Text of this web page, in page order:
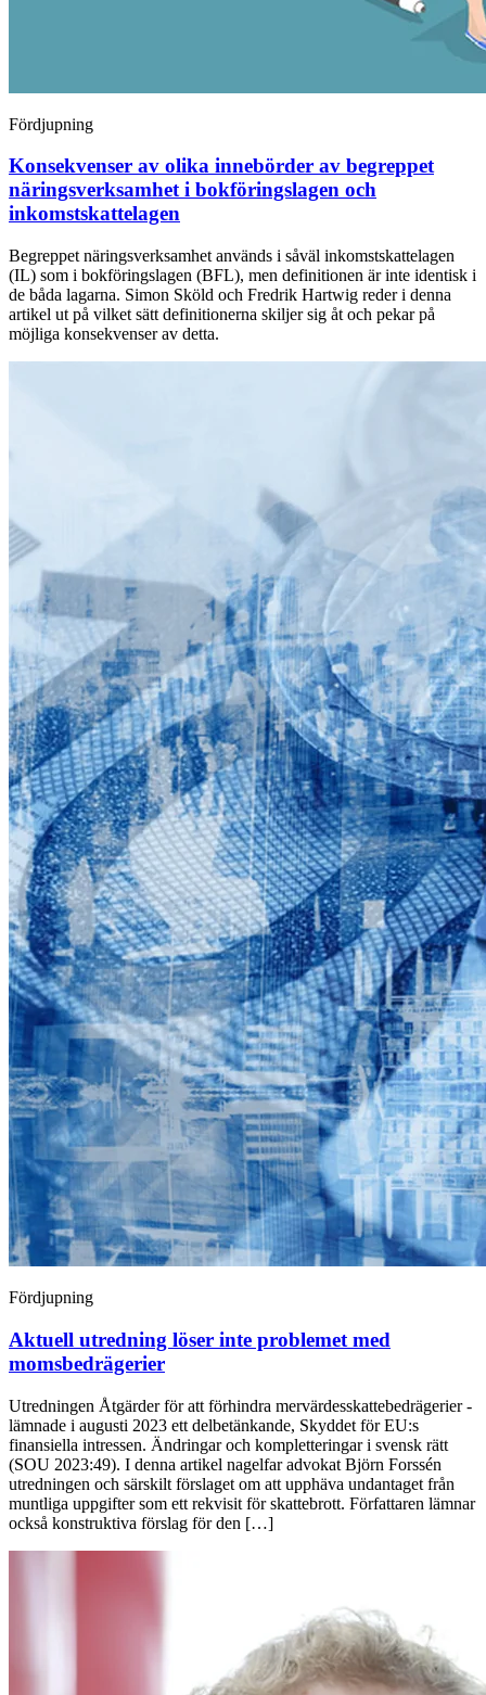
Fördjupning
Konsekvenser av olika innebörder av begreppet
näringsverksamhet i bokföringslagen och
inkomstskattelagen
Begreppet näringsverksamhet används i såväl inkomstskattelagen
(IL) som i bokföringslagen (BFL), men definitionen är inte identisk i
de båda lagarna. Simon Sköld och Fredrik Hartwig reder i denna
artikel ut på vilket sätt definitionerna skiljer sig åt och pekar på
möjliga konsekvenser av detta.
Fördjupning
Aktuell ­utredning löser inte problemet med
momsbedrägerier
Utredningen Åtgärder för att förhindra mervärdesskattebedrägerier ­
lämnade i augusti 2023 ett delbetänkande, Skyddet för EU:s
finansiella intressen. ­Ändringar och kompletteringar i svensk rätt
(SOU 2023:49). I denna artikel nagelfar advokat Björn Forssén
utredningen och särskilt förslaget om att upphäva undantaget från
muntliga uppgifter som ett rekvisit för skattebrott. Författaren lämnar
också konstruktiva förslag för den […]